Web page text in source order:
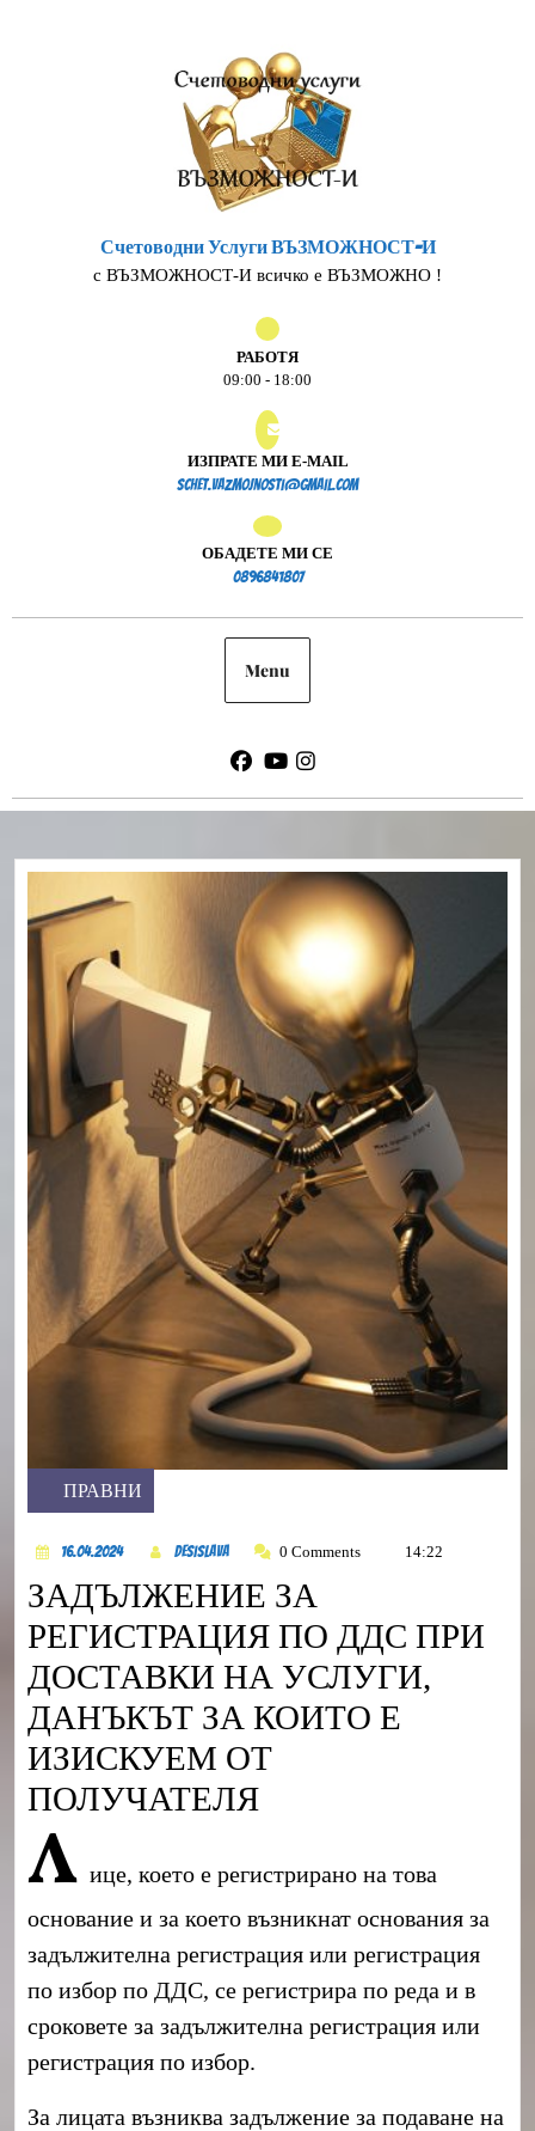
Счетоводни Услуги ВЪЗМОЖНОСТ-И
с ВЪЗМОЖНОСТ-И всичко е ВЪЗМОЖНО !
РАБОТЯ
09:00 - 18:00
ИЗПРАТЕ МИ E-MAIL
schet.vazmojnosti@gmail.com
ОБАДЕТЕ МИ СЕ
08968418070896841807
Menu
Facebook
YoutubeInstagram
ПРАВНИ
16.04.2024
16.04.2024
DesiSlava
DesiSlava
0 Comments 14:22
ЗАДЪЛЖЕНИЕ ЗА
РЕГИСТРАЦИЯ ПО ДДС ПРИ
ДОСТАВКИ НА УСЛУГИ,
ДАНЪКЪТ ЗА КОИТО Е
ИЗИСКУЕМ ОТ
ПОЛУЧАТЕЛЯ
Л ице, което е регистрирано на това
основание и за което възникнат основания за
задължителна регистрация или регистрация
по избор по ДДС, се регистрира по реда и в
сроковете за задължителна регистрация или
регистрация по избор.
За лицата възниква задължение за подаване на